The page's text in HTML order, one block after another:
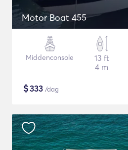
Motor Boat 455
Middenconsole
13 ft
4 m
$333 /dag